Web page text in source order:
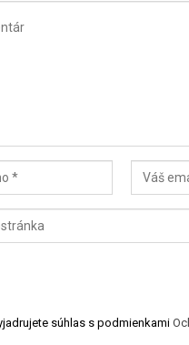
súhlas s podmienkami